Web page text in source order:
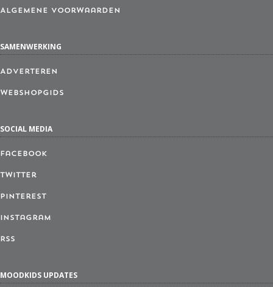
Algemene Voorwaarden
SAMENWERKING
Adverteren
Webshopgids
SOCIAL MEDIA
Facebook
Twitter
Pinterest
Instagram
RSS
MOODKIDS UPDATES